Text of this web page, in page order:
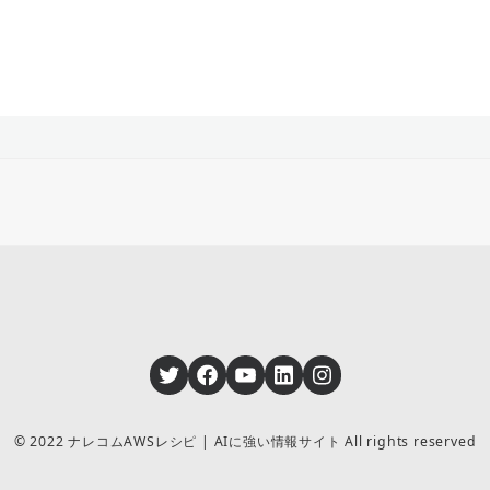
Twitter Facebook YouTube LinkedIn Instagram
© 2022 ナレコムAWSレシピ | AIに強い情報サイト All rights reserved